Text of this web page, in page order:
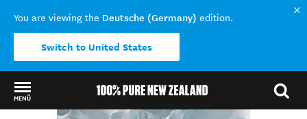
You are viewing the Deutsche (Germany) edition.
Switch to United States
MENÜ